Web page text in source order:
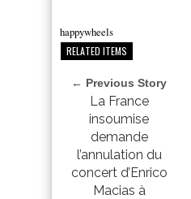
happywheels
RELATED ITEMS
← Previous Story
La France
insoumise
demande
l’annulation du
concert d’Enrico
Macias à